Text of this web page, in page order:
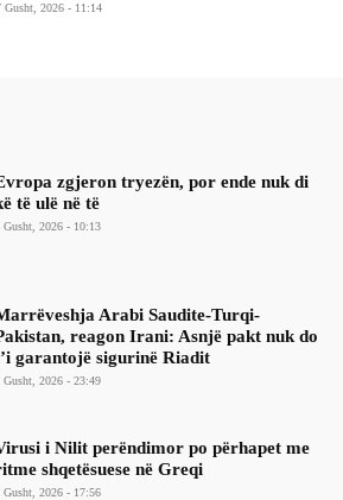
Gusht, 2026 - 11:14
zgjeron tryezën, por ende nuk di
të ulë në të
Gusht, 2026 - 10:13
Arabi Saudite-Turqi-
reagon Irani: Asnjë pakt nuk do
garantojë sigurinë Riadit
Gusht, 2026 - 23:49
i Nilit perëndimor po përhapet me
shqetësuese në Greqi
Gusht, 2026 - 17:56